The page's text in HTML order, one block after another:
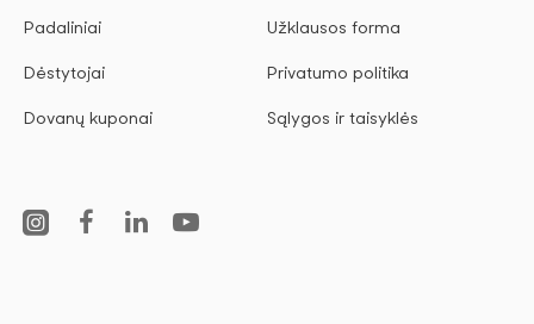
Padaliniai
Dėstytojai
Dovanų kuponai
Užklausos forma
Privatumo politika
Sąlygos ir taisyklės